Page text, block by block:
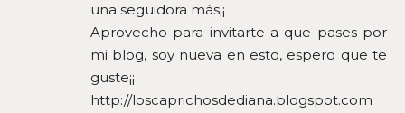
una seguidora más¡¡
Aprovecho para invitarte a que pases por
mi blog, soy nueva en esto, espero que te
guste¡¡
http://loscaprichosdediana.blogspot.com